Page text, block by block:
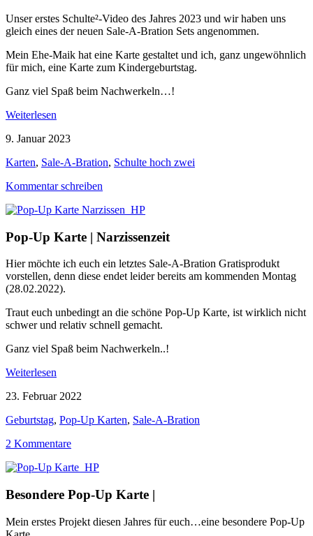
Unser erstes Schulte²-Video des Jahres 2023 und wir haben uns
gleich eines der neuen Sale-A-Bration Sets angenommen.
Mein Ehe-Maik hat eine Karte gestaltet und ich, ganz ungewöhnlich
für mich, eine Karte zum Kindergeburtstag.
Ganz viel Spaß beim Nachwerkeln…!
Weiterlesen
9. Januar 2023
Karten, Sale-A-Bration, Schulte hoch zwei
Kommentar schreiben
Pop-Up Karte | Narzissenzeit
Hier möchte ich euch ein letztes Sale-A-Bration Gratisprodukt
vorstellen, denn diese endet leider bereits am kommenden Montag
(28.02.2022).
Traut euch unbedingt an die schöne Pop-Up Karte, ist wirklich nicht
schwer und relativ schnell gemacht.
Ganz viel Spaß beim Nachwerkeln..!
Weiterlesen
23. Februar 2022
Geburtstag, Pop-Up Karten, Sale-A-Bration
2 Kommentare
Besondere Pop-Up Karte |
Mein erstes Projekt diesen Jahres für euch…eine besondere Pop-Up